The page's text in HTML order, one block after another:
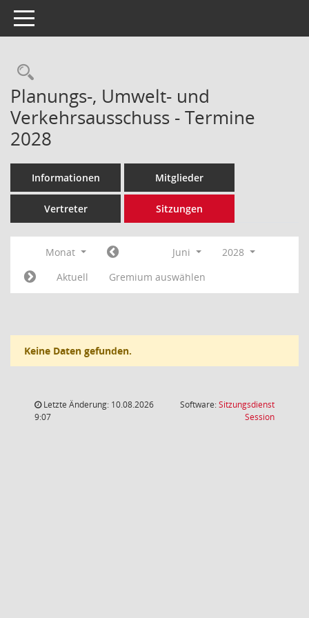
Toggle navigation
Rechercheauswahl
Planungs-, Umwelt- und
Verkehrsausschuss - Termine
2028
Informationen Mitglieder
Vertreter Sitzungen
Monat Juni
2028
Aktuell
Gremium auswählen
Keine Daten gefunden.
Letzte Änderung: 10.08.2026
9:07
Software:Sitzungsdienst
Session(Wird in